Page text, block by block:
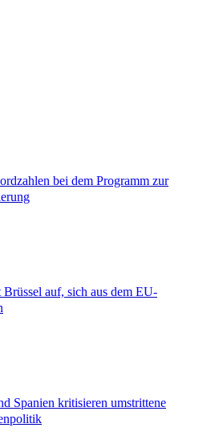
bei dem Programm zur
auf, sich aus dem EU-
Spanien kritisieren umstrittene